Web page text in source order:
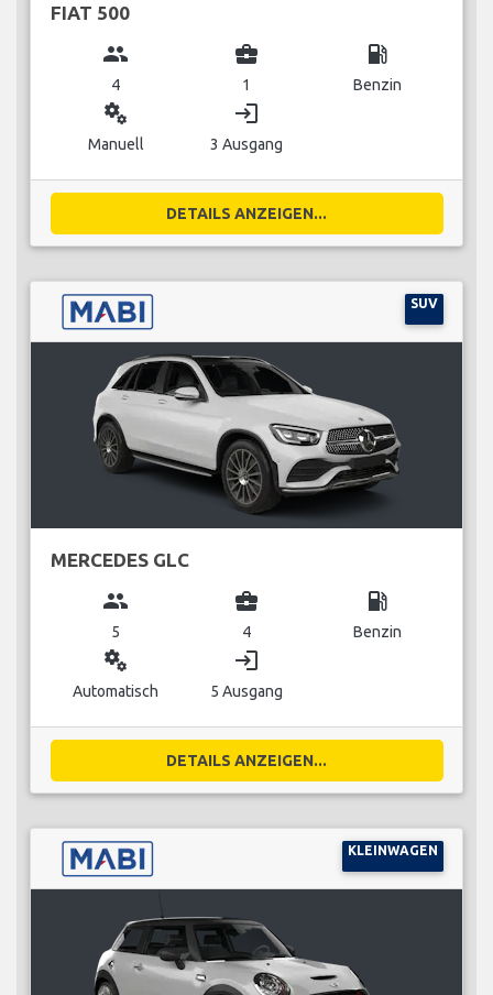
FIAT 500
group
4
business_center
1
local_gas_station
Benzin
miscellaneous_services
Manuell
login
3 Ausgang
DETAILS ANZEIGEN...
SUV
MERCEDES GLC
group
5
business_center
4
local_gas_station
Benzin
miscellaneous_services
Automatisch
login
5 Ausgang
DETAILS ANZEIGEN...
KLEINWAGEN